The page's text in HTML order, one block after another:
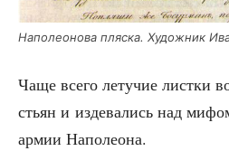
Напо­лео­но­ва пляс­ка. Худож­ник
Чаще все­го лету­чие лист­ки
стьян и изде­ва­лись над
армии Наполеона.